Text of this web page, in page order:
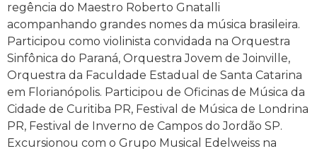
regência do Maestro Roberto Gnatalli
acompanhando grandes nomes da música brasileira.
Participou como violinista convidada na Orquestra
Sinfônica do Paraná, Orquestra Jovem de Joinville,
Orquestra da Faculdade Estadual de Santa Catarina
em Florianópolis. Participou de Oficinas de Música da
Cidade de Curitiba PR, Festival de Música de Londrina
PR, Festival de Inverno de Campos do Jordão SP.
Excursionou com o Grupo Musical Edelweiss na